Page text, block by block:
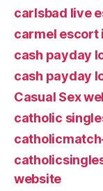
carlsbad live
carmel escort
cash payday
cash payday
Casual Sex
catholic
website